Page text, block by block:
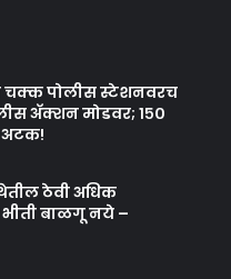
चक्क पोलीस स्टेशनवरच
अ‍ॅक्शन मोडवर; १५०
अटक!
ठेवी अधिक
बाळगू नये –